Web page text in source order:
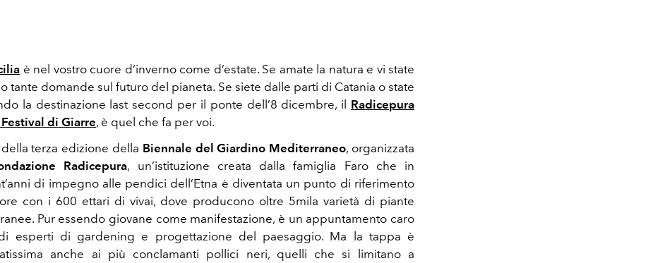
è nel vostro cuore d’inverno come d’estate. Se amate la natura e vi state
tante domande sul futuro del pianeta. Se siete dalle parti di Catania o state
la destinazione last second per il ponte dell’8 dicembre, il Radicepura
di Giarre, è quel che fa per voi.
della terza edizione della Biennale del Giardino Mediterraneo, organizzata
Radicepura, un’istituzione creata dalla famiglia Faro che in
di impegno alle pendici dell’Etna è diventata un punto di riferimento
con i 600 ettari di vivai, dove producono oltre 5mila varietà di piante
Pur essendo giovane come manifestazione, è un appuntamento caro
esperti di gardening e progettazione del paesaggio. Ma la tappa è
anche ai più conclamanti pollici neri, quelli che si limitano a